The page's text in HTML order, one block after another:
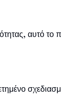
αυτό το